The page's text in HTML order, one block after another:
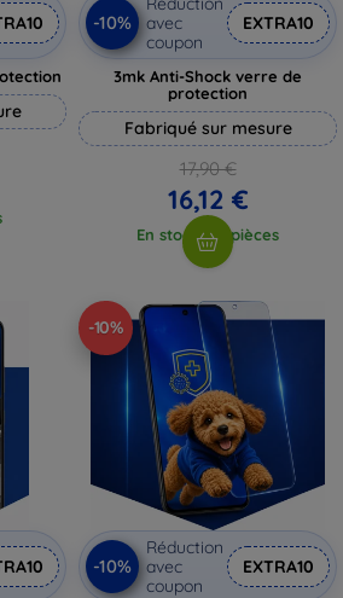
-10%
avec
coupon
EXTRA10
3mk Anti-Shock verre de
protection
Fabriqué sur mesure
17,90 €
16,12 €
En stock > 5 pièces
-10%
-10%
Réduction
avec
coupon
EXTRA10